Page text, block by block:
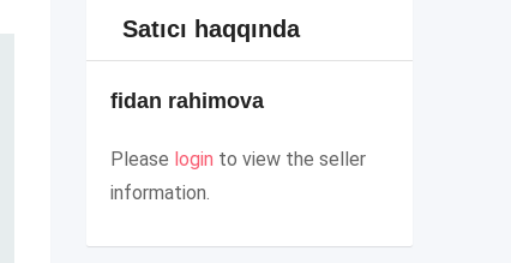
Satıcı haqqında
fidan rahimova
Please login to view the seller
information.